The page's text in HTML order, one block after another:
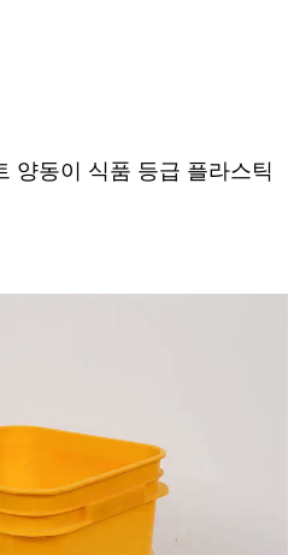
양동이 식품 등급 플라스틱